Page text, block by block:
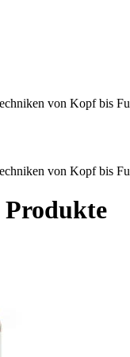
von Kopf bis
von Kopf bis
Produkte